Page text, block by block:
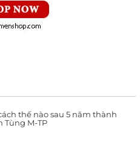
thế nào sau 5 năm thành
Tùng M-TP